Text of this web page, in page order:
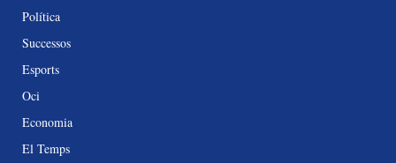
Política
Successos
Esports
Oci
Economia
El Temps